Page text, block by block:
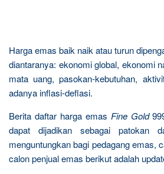
Harga emas baik naik atau turun
diantaranya: ekonomi global, ekonomi
mata uang, pasokan-kebutuhan,
adanya inflasi-deflasi.
Berita daftar harga emas Fine Gold
dapat dijadikan sebagai patokan
menguntungkan bagi pedagang emas,
calon penjual emas berikut adalah